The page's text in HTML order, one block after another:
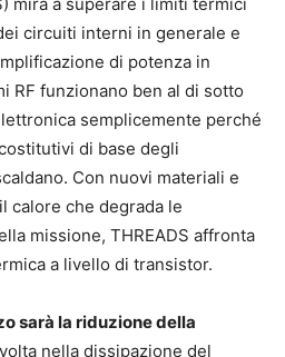
circuiti interni in generale e
di potenza in
RF funzionano ben al di sotto
semplicemente perché
di base degli
Con nuovi materiali e
calore che degrada le
missione, THREADS affronta
a livello di transistor.
sarà la riduzione della
nella dissipazione del